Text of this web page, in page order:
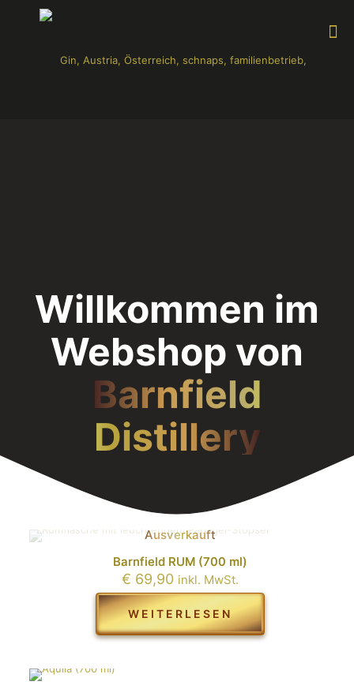
Willkommen im
Webshop von
Barnfield
Distillery
Das Paradies für jeden der GIN liebt!
Ausverkauft
Barnfield RUM (700 ml)
€ 69,90 inkl. MwSt.
WEITERLESEN